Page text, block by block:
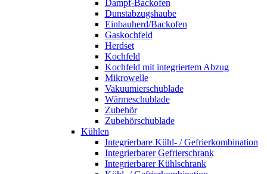
Dampf-Backofen
Dunstabzugshaube
Einbauherd/Backofen
Gaskochfeld
Herdset
Kochfeld
Kochfeld mit integriertem Abzug
Mikrowelle
Vakuumierschublade
Wärmeschublade
Zubehör
Zubehörschublade
Kühlen
Integrierbare Kühl- / Gefrierkombination
Integrierbarer Gefrierschrank
Integrierbarer Kühlschrank